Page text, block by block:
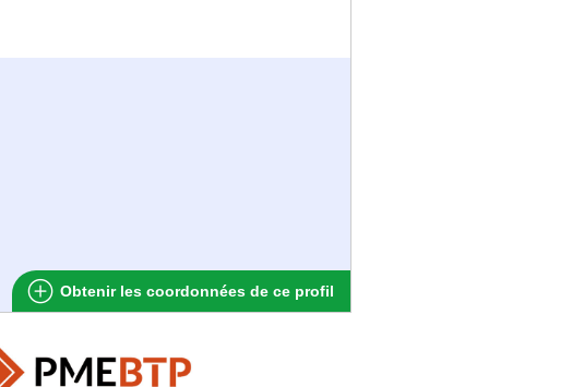
Obtenir les coordonnées de ce profil